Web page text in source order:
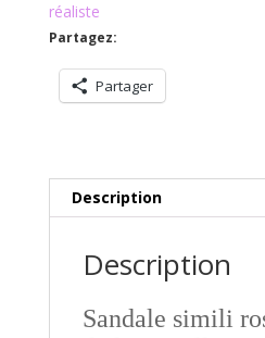
toddler
bébé
réaliste
Partagez:
Partager
Description
Description
Sandale simili